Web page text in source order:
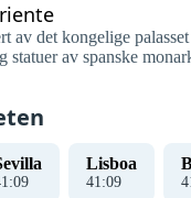
av det kongelige
statuer av spanske
:09
Lisboa
41:09